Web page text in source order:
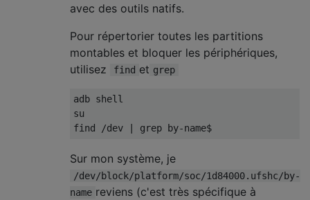
avec des outils natifs.
Pour répertorier toutes les partitions
montables et bloquer les périphériques,
utilisez
find et grep
adb shell
su
Sur mon système, je
/dev/block/platform/soc/1d84000.ufshc/by-
name reviens (c'est très spécifique à